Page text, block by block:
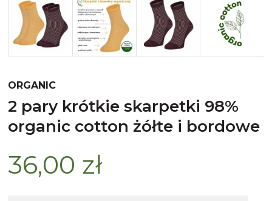
ORGANIC
2 pary krótkie skarpetki 98%
organic cotton żółte i bordowe
36,00 zł
Bawełna egipska maco
Bawełna merceryzowana